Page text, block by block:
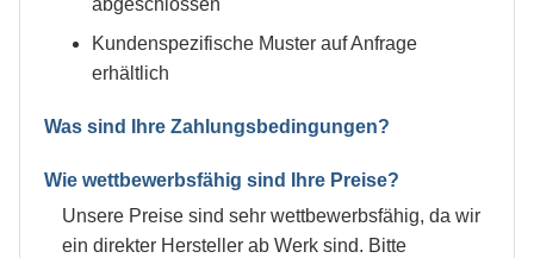
abgeschlossen
Kundenspezifische Muster auf Anfrage
erhältlich
Was sind Ihre Zahlungsbedingungen?
Wie wettbewerbsfähig sind Ihre Preise?
Unsere Preise sind sehr wettbewerbsfähig, da wir
ein direkter Hersteller ab Werk sind. Bitte